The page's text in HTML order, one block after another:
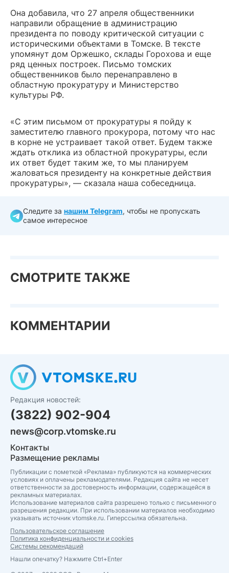
Она добавила, что 27 апреля общественники
направили обращение в администрацию
президента по поводу критической ситуации с
историческими объектами в Томске. В тексте
упомянут дом Оржешко, склады Горохова и еще
ряд ценных построек. Письмо томских
общественников было перенаправлено в
областную прокуратуру и Министерство
культуры РФ.
«С этим письмом от прокуратуры я пойду к
заместителю главного прокурора, потому что нас
в корне не устраивает такой ответ. Будем также
ждать отклика из областной прокуратуры, если
их ответ будет таким же, то мы планируем
жаловаться президенту на конкретные действия
прокуратуры», — сказала наша собеседница.
Следите за нашим Telegram, чтобы не пропускать
самое интересное
СМОТРИТЕ ТАКЖЕ
КОММЕНТАРИИ
Редакция новостей:
(3822) 902-904
news@corp.vtomske.ru
Контакты
Размещение рекламы
Публикации с пометкой «Реклама» публикуются на коммерческих
условиях и оплачены рекламодателями. Редакция сайта не несет
ответственности за достоверность информации, содержащейся в
рекламных материалах.
Использование материалов сайта разрешено только с письменного
разрешения редакции. При использовании материалов необходимо
указывать источник vtomske.ru. Гиперссылка обязательна.
Пользовательское соглашение
Политика конфиденциальности и cookies
Системы рекомендаций
Нашли опечатку? Нажмите Ctrl+Enter